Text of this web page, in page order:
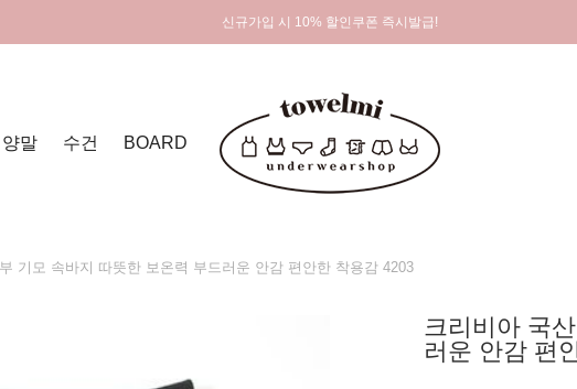
신규가입 시 10% 할인쿠폰 즉시발급!
양말 수건 BOARD
기모 속바지 따뜻한 보온력 부드러운 안감 편안한 착용감 4203
크리비아 국
러운 안감 편